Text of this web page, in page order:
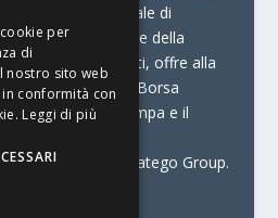
È il portale di
in Italia nel settore della
Oltre ai contenuti, offre alla
servizi come:
la Borsa
i Big della Stampa e il
delle testate di Stratego Group.
per
di
nostro sito web
conformità con
Leggi di più